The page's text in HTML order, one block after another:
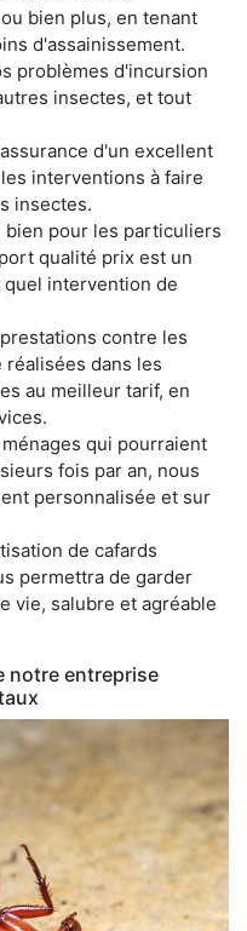
bien plus, en tenant
d'assainissement.
problèmes d'incursion
insectes, et tout
d'un excellent
interventions à faire
insectes.
bien pour les particuliers
qualité prix est un
intervention de
contre les
dans les
au meilleur tarif, en
qui pourraient
fois par an, nous
personnalisée et sur
de cafards
permettra de garder
vie, salubre et agréable
notre entreprise